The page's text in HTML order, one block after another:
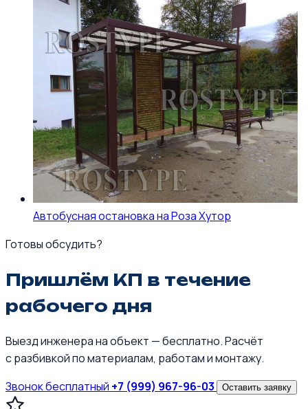
Автобусная остановка на Роза Хутор
Готовы обсудить?
Пришлём КП в течение
рабочего дня
Выезд инженера на объект — бесплатно. Расчёт
с разбивкой по материалам, работам и монтажу.
Звонок бесплатный +7 (999) 967-96-03 Оставить заявку